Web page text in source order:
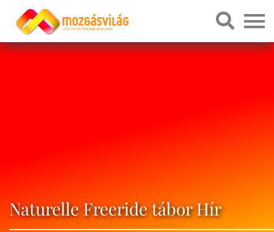
Naturelle Freeride tábor Hír